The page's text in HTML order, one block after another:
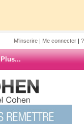
M'inscrire | Me connecter |
Plus...